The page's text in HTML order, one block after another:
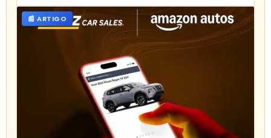
📰 ARTIGO